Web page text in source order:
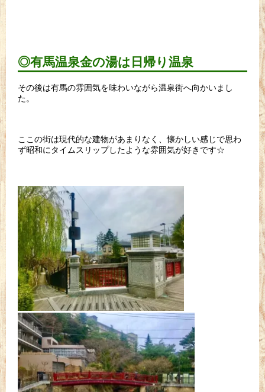
◎有馬温泉金の湯は日帰り温泉
その後は有馬の雰囲気を味わいながら温泉街へ向かいまし
た。
ここの街は現代的な建物があまりなく、懐かしい感じで思わ
ず昭和にタイムスリップしたような雰囲気が好きです☆